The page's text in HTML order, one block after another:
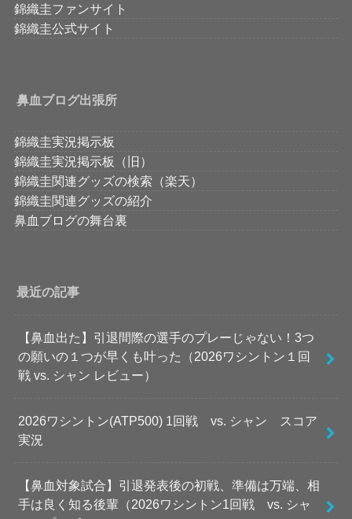
錦織圭ファンサイト
錦織圭公式サイト
鼻血ブログ出張所
錦織圭実況掲示板
錦織圭実況掲示板（旧）
錦織圭関連グッズの検索（楽天）
錦織圭関連グッズの紹介
鼻血ブログの舞台裏
最近の記事
【鼻血出た】引退間際の選手のプレーじゃない！3つ
の願いの１つが早くも叶った（2026ワシントン１回
戦 vs. シャン レビュー）
2026ワシントン(ATP500) 1回戦 vs. シャン スコア
実況
【鼻血対象試合】引退発表後の初戦、準備は万端、相
手は良く知る後輩（2026ワシントン1回戦 vs. シャ